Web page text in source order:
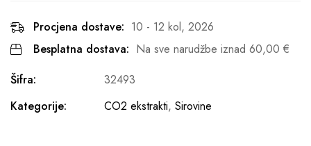
Procjena dostave: 10 - 12 kol, 2026
Besplatna dostava: Na sve narudžbe iznad 60,00 €
Šifra:
32493
Kategorije:
CO2 ekstrakti, Sirovine